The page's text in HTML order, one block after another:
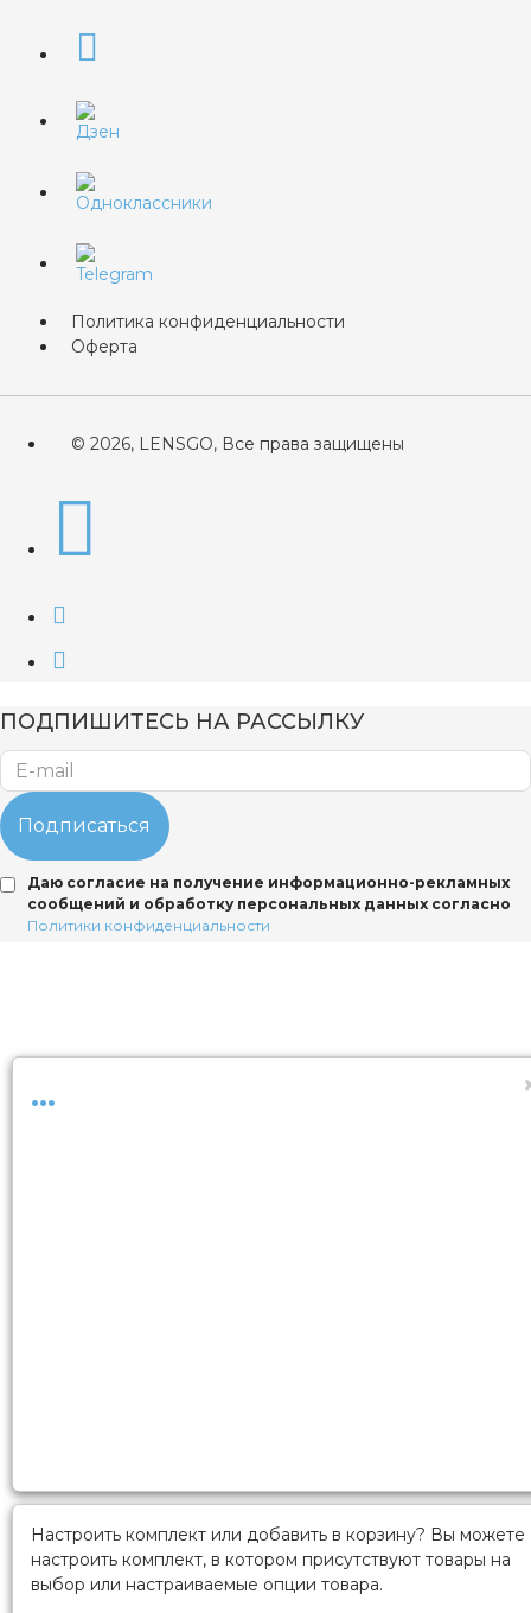
Политика конфиденциальности
Оферта
© 2026, LENSGO, Все права защищены
ПОДПИШИТЕСЬ НА РАССЫЛКУ
Подписаться
Даю согласие на получение информационно-рекламных
сообщений и обработку персональных данных согласно
Политики конфиденциальности
...
Настроить комплект или добавить в корзину? Вы можете
настроить комплект, в котором присутствуют товары на
выбор или настраиваемые опции товара.